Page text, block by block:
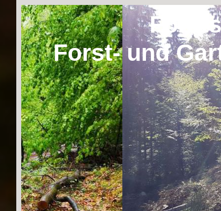
Forst- und